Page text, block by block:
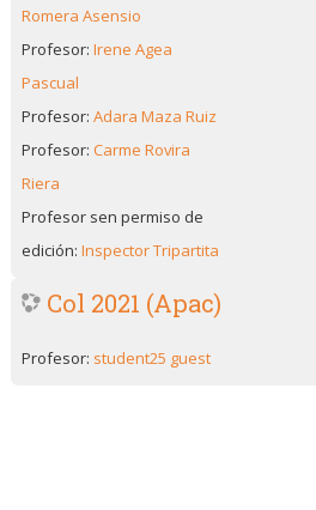
Romera Asensio
Profesor:Irene Agea
Pascual
Profesor:Adara Maza Ruiz
Profesor:Carme Rovira
Riera
Profesor sen permiso de
edición:Inspector Tripartita
Col 2021 (Apac)
Profesor: student25 guest